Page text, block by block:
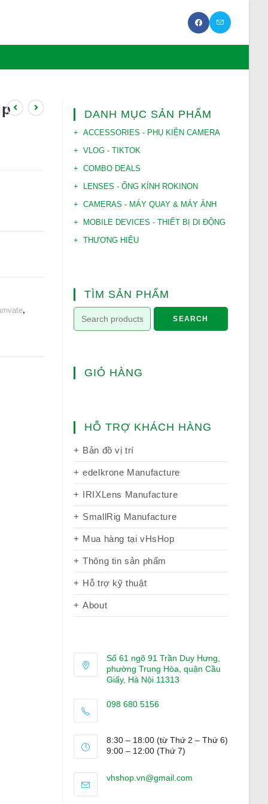
,
DANH MỤC SẢN PHẨM
ACCESSORIES - PHỤ KIỆN CAMERA
VLOG - TIKTOK
COMBO DEALS
LENSES - ỐNG KÍNH ROKINON
CAMERAS - MÁY QUAY & MÁY ẢNH
MOBILE DEVICES - THIẾT BỊ DI ĐỘNG
THƯƠNG HIỆU
TÌM SẢN PHẨM
SEARCH
GIỎ HÀNG
HỖ TRỢ KHÁCH HÀNG
Bản đồ vị trí
edelkrone Manufacture
IRIXLens Manufacture
SmallRig Manufacture
Mua hàng tại vHsHop
Thông tin sản phẩm
Hỗ trợ kỹ thuật
About
Số 61 ngõ 91 Trần Duy Hưng,
phường Trung Hòa, quận Cầu
Giấy, Hà Nội 11313
098 680 5156
your
8:30 – 18:00 (từ Thứ 2 – Thứ 6)
9:00 – 12:00 (Thứ 7)
vhshop.vn@gmail.comOpens